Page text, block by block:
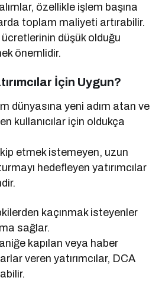
özellikle işlem başına
toplam maliyeti artırabilir.
düşük olduğu
önemlidir.
İçin Uygun?
dünyasına yeni adım atan ve
kullanıcılar için oldukça
etmek istemeyen, uzun
hedefleyen yatırımcılar
kaçınmak isteyenler
sağlar.
kapılan veya haber
veren yatırımcılar, DCA